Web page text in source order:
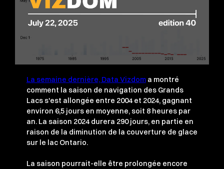
La semaine dernière, Data Vizdoma montré
comment la saison de navigation des Grands
Lacs s'est allongée entre 2004 et 2024, gagnant
environ 6,5 jours en moyenne, soit 8 heures par
an. La saison 2024 durera 290 jours, en partie en
raison de la diminution de la couverture de glace
sur le lac Ontario.
La saison pourrait-elle être prolongée encore